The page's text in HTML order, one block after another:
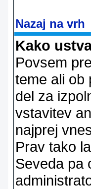
Nazaj na vrh
Kako
Povsem
teme ali ob
del za
vstavitev
najprej
Prav tako
Seveda pa